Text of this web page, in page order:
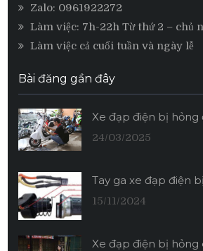
Zalo: 0961922272
Làm việc: 7h-22h Từ thứ 2 – chủ
Làm việc cả cuối tuần và ngày lễ
Bài đăng gần đây
Xe đạp điện bị hỏng
24/03/2025
Tay ga xe đạp điện
15/11/2024
Xe đạp điện bị